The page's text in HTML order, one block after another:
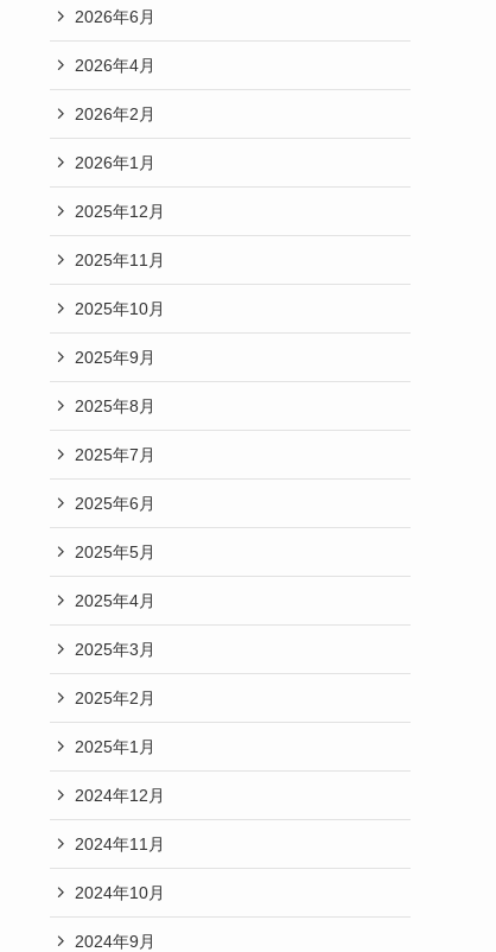
2026年6月
2026年4月
2026年2月
2026年1月
2025年12月
2025年11月
2025年10月
2025年9月
2025年8月
2025年7月
2025年6月
2025年5月
2025年4月
2025年3月
2025年2月
2025年1月
2024年12月
2024年11月
2024年10月
2024年9月